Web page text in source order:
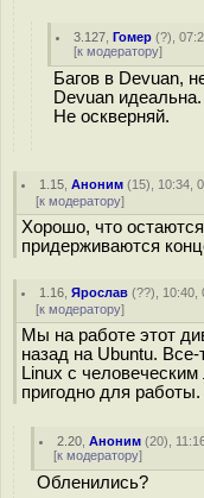
3.127 ,Гомер (?),
[к модератору]
Багов в Devuan,
Devuan идеальна.
Не оскверняй.
1.15 ,Аноним (15), 10:34,
[к модератору]
Хорошо, что
придерживаются
1.16 ,Ярослав (??), 10:40,
[к модератору]
Мы на работе этот
назад на Ubuntu.
Linux с
пригодно для работы.
2.20 ,Аноним (20),
[к модератору]
Обленились?